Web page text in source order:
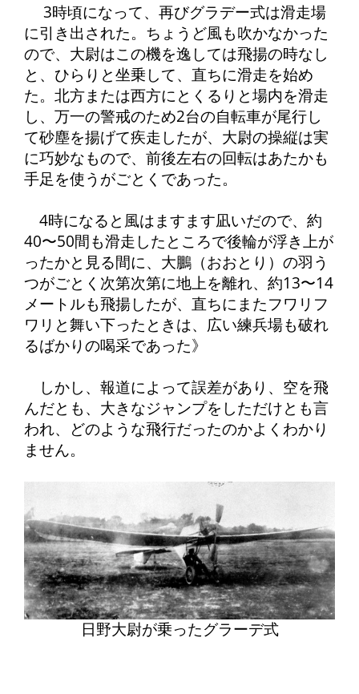
3時頃になって、再びグラデー式は滑走場
に引き出された。ちょうど風も吹かなかった
ので、大尉はこの機を逸しては飛揚の時なし
と、ひらりと坐乗して、直ちに滑走を始め
た。北方または西方にとくるりと場内を滑走
し、万一の警戒のため2台の自転車が尾行し
て砂塵を揚げて疾走したが、大尉の操縦は実
に巧妙なもので、前後左右の回転はあたかも
手足を使うがごとくであった。
4時になると風はますます凪いだので、約
40〜50間も滑走したところで後輪が浮き上が
ったかと見る間に、大鵬（おおとり）の羽う
つがごとく次第次第に地上を離れ、約13〜14
メートルも飛揚したが、直ちにまたフワリフ
ワリと舞い下ったときは、広い練兵場も破れ
るばかりの喝采であった》
しかし、報道によって誤差があり、空を飛
んだとも、大きなジャンプをしただけとも言
われ、どのような飛行だったのかよくわかり
ません。
日野大尉が乗ったグラーデ式